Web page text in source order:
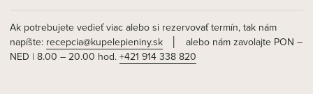
Ak potrebujete vedieť viac alebo si rezervovať termín, tak nám
napíšte: recepcia@kupelepieniny.sk │ alebo nám zavolajte PON –
NED | 8.00 – 20.00 hod. +421 914 338 820